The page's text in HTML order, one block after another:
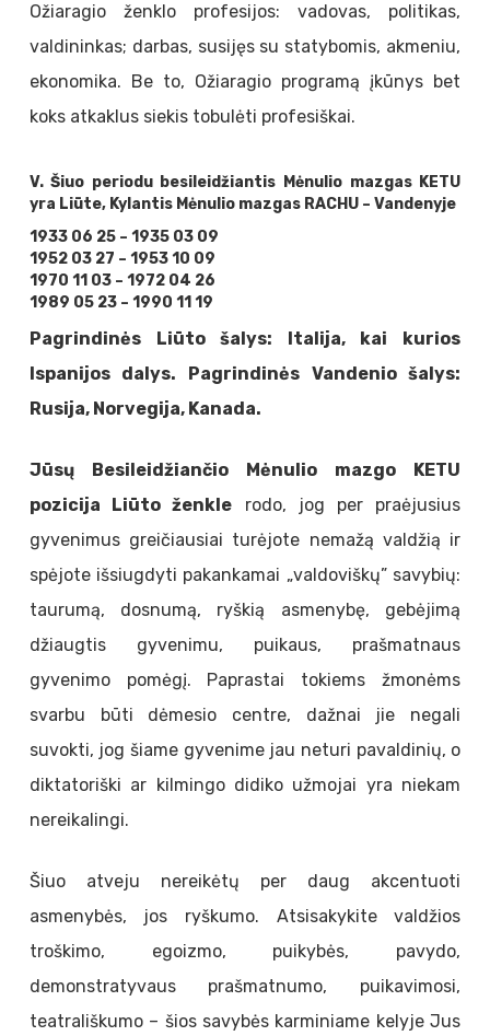
Ožiaragio ženklo profesijos: vadovas, politikas,
valdininkas; darbas, susijęs su statybomis, akmeniu,
ekonomika. Be to, Ožiaragio programą įkūnys bet
koks atkaklus siekis tobulėti profesiškai.
V. Šiuo periodu besileidžiantis Mėnulio mazgas KETU
yra Liūte, Kylantis Mėnulio mazgas RACHU – Vandenyje
1933 06 25 – 1935 03 09
1952 03 27 – 1953 10 09
1970 11 03 – 1972 04 26
1989 05 23 – 1990 11 19
Pagrindinės Liūto šalys: Italija, kai kurios
Ispanijos dalys. Pagrindinės Vandenio šalys:
Rusija, Norvegija, Kanada.
Jūsų Besileidžiančio Mėnulio mazgo KETU
pozicija Liūto ženkle rodo, jog per praėjusius
gyvenimus greičiausiai turėjote nemažą valdžią ir
spėjote išsiugdyti pakankamai „valdoviškų” savybių:
taurumą, dosnumą, ryškią asmenybę, gebėjimą
džiaugtis gyvenimu, puikaus, prašmatnaus
gyvenimo pomėgį. Paprastai tokiems žmonėms
svarbu būti dėmesio centre, dažnai jie negali
suvokti, jog šiame gyvenime jau neturi pavaldinių, o
diktatoriški ar kilmingo didiko užmojai yra niekam
nereikalingi.
Šiuo atveju nereikėtų per daug akcentuoti
asmenybės, jos ryškumo. Atsisakykite valdžios
troškimo, egoizmo, puikybės, pavydo,
demonstratyvaus prašmatnumo, puikavimosi,
teatrališkumo – šios savybės karminiame kelyje Jus